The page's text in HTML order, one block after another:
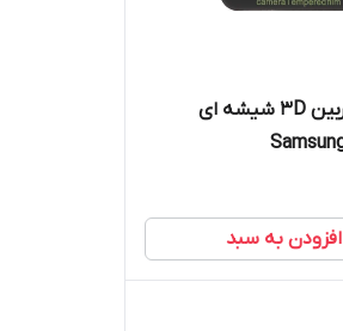
محافظ لنز دوربین 3D شیشه ای
افزودن به سبد